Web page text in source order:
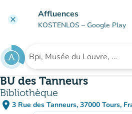
clear Affluences
KOSTENLOS – Google Play
Suche nach einer Einrichtung
BU des Tanneurs
Bibliothèque
place 3 Rue des Tanneurs, 37000 Tours,
(in Google Maps
(new tab)